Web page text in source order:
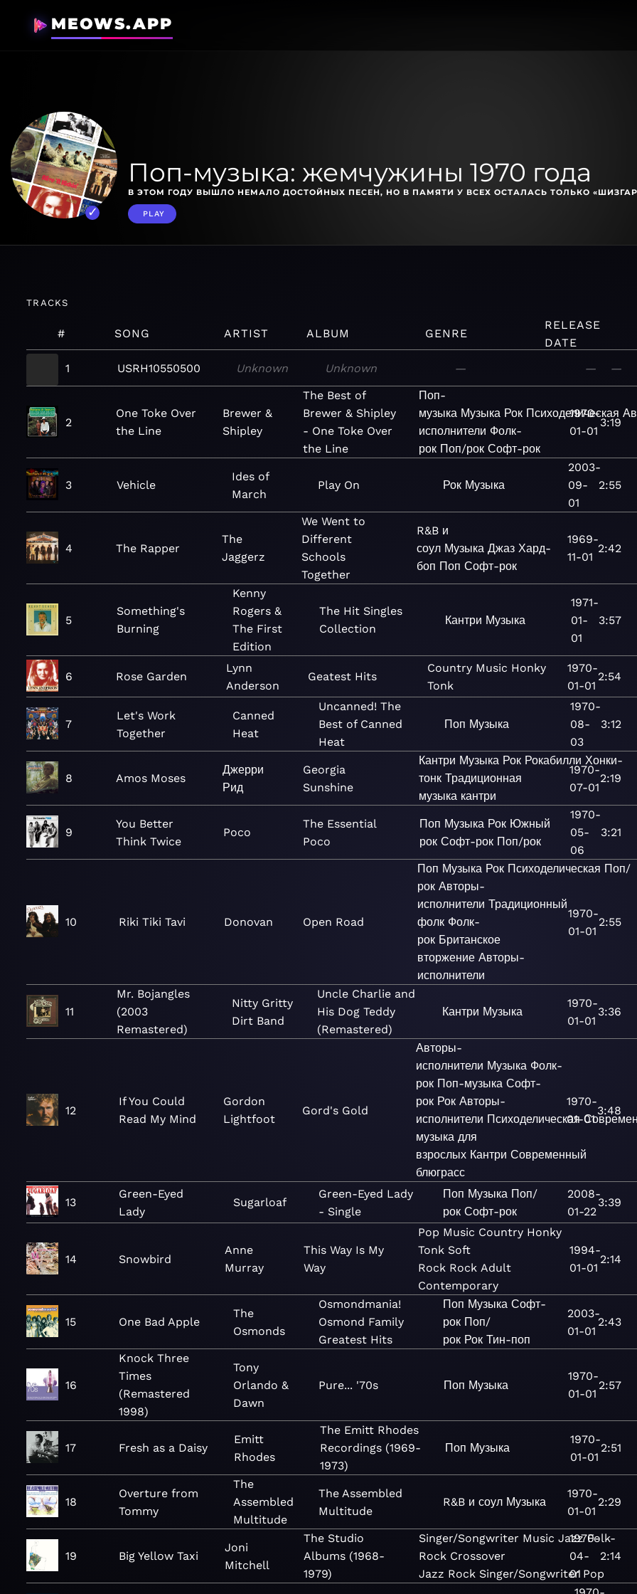
MEOWS.APP
Поп-музыка: жемчужины 1970 года
В ЭТОМ ГОДУ ВЫШЛО НЕМАЛО ДОСТОЙНЫХ ПЕСЕН, НО В ПАМЯТИ У ВСЕХ ОСТАЛАСЬ ТОЛЬКО
PLAY
TRACKS
# SONG ARTIST ALBUM GENRE
RELEASE
DATE
1
USRH10550500 Unknown Unknown — — —
2
One Toke Over
the Line
Brewer &
Shipley
The Best of
Brewer & Shipley
- One Toke Over
the Line
Поп-
музыка Музыка Рок Психоделическая
исполнители Фолк-
рок Поп/рок Софт-рок
1970-
01-01
3:19
3 Vehicle
Ides of
March
Play On Рок Музыка
2003-
09-
01
2:55
4 The Rapper
The
Jaggerz
We Went to
Different
Schools
Together
R&B и
соул Музыка Джаз Хард-
боп Поп Софт-рок
1969-
11-01
2:42
5
Something's
Burning
Kenny
Rogers &
The First
Edition
The Hit Singles
Collection
Кантри Музыка
1971-
01-
01
3:57
6 Rose Garden
Lynn
Anderson
Geatest Hits
Country Music Honky
Tonk
1970-
01-01
2:54
7
Let's Work
Together
Canned
Heat
Uncanned! The
Best of Canned
Heat
Поп Музыка
1970-
08-
03
3:12
8 Amos Moses
Джерри
Рид
Georgia
Sunshine
Кантри Музыка Рок Рокабилли Хонки-
тонк Традиционная
музыка кантри
1970-
07-01
2:19
9
You Better
Think Twice
Poco
The Essential
Poco
Поп Музыка Рок Южный
рок Софт-рок Поп/рок
1970-
05-
06
3:21
10 Riki Tiki Tavi Donovan Open Road
Поп Музыка Рок Психоделическая Поп/
рок Авторы-
исполнители Традиционный
фолк Фолк-
рок Британское
вторжение Авторы-
исполнители
1970-
01-01
2:55
11
Mr. Bojangles
(2003
Remastered)
Nitty Gritty
Dirt Band
Uncle Charlie and
His Dog Teddy
(Remastered)
Кантри Музыка
1970-
01-01
3:36
12
If You Could
Read My Mind
Gordon
Lightfoot
Gord's Gold
Авторы-
исполнители Музыка Фолк-
рок Поп-музыка Софт-
рок Рок Авторы-
исполнители Психоделическая
музыка для
взрослых Кантри Современный
блюграсс
1970-
01-01
3:48
13
Green-Eyed
Lady
Sugarloaf
Green-Eyed Lady
- Single
Поп Музыка Поп/
рок Софт-рок
2008-
01-22
3:39
14 Snowbird
Anne
Murray
This Way Is My
Way
Pop Music Country Honky
Tonk Soft
Rock Rock Adult
Contemporary
1994-
01-01
2:14
15 One Bad Apple
The
Osmonds
Osmondmania!
Osmond Family
Greatest Hits
Поп Музыка Софт-
рок Поп/
рок Рок Тин-поп
2003-
01-01
2:43
16
Knock Three
Times
(Remastered
1998)
Tony
Orlando &
Dawn
Pure... '70s Поп Музыка
1970-
01-01
2:57
17 Fresh as a Daisy
Emitt
Rhodes
The Emitt Rhodes
Recordings (1969-
1973)
Поп Музыка
1970-
01-01
2:51
18
Overture from
Tommy
The
Assembled
Multitude
The Assembled
Multitude
R&B и соул Музыка
1970-
01-01
2:29
19 Big Yellow Taxi
Joni
Mitchell
The Studio
Albums (1968-
1979)
Singer/Songwriter Music Jazz Folk-
Rock Crossover
Jazz Rock Singer/Songwriter Pop
1970-
04-
01
2:14